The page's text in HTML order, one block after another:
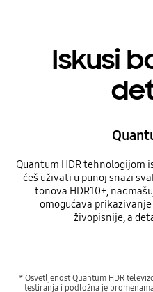
Iskusi
Quantum HDR tehnologijom
ćeš uživati u punoj snazi
tonova HDR10+,
omogućava
živopisnije, a
* Osvetljenost Quantum HDR
testiranja i podložna je